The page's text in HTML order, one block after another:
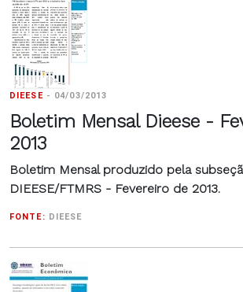
DIEESE- 04/03/2013
Boletim Mensal Dieese -
2013
Boletim Mensal produzido pela
DIEESE/FTMRS - Fevereiro de 2013.
FONTE: DIEESE